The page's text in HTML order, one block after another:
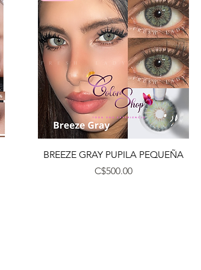
Vista rápida
BREEZE GRAY PUPILA PEQUEÑA
Precio
C$500.00